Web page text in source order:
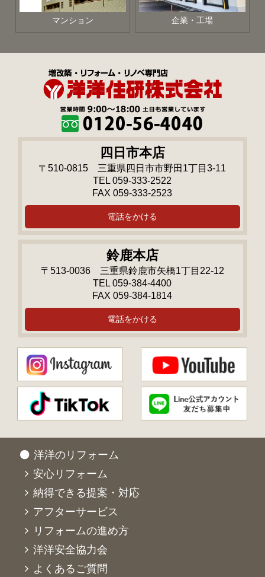
マンション 企業・工場
四日市本店
〒510-0815 三重県四日市市野田1丁目3-11
TEL 059-333-2522
FAX 059-333-2523
電話をかける
鈴鹿本店
〒513-0036 三重県鈴鹿市矢橋1丁目22-12
TEL 059-384-4400
FAX 059-384-1814
電話をかける
洋洋のリフォーム
安心リフォーム
納得できる提案・対応
アフターサービス
リフォームの進め方
洋洋安全協力会
よくあるご質問